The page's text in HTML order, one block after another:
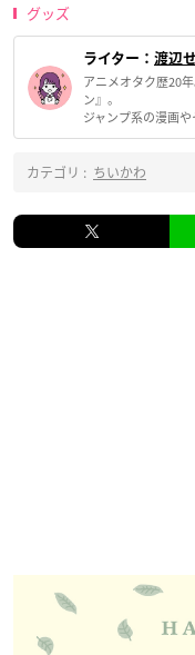
グッズ
ライター： 渡辺
アニメオタク歴20
ン』。
ジャンプ系の漫画
カテゴリ : ちいかわ